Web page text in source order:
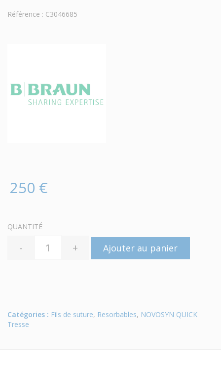
Référence : C3046685
250 €
QUANTITÉ
- + Ajouter au panier
Catégories : Fils de suture, Resorbables, NOVOSYN QUICK
Tresse